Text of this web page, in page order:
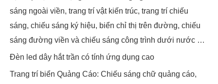
sáng ngoài viền, trang trí vật kiến trúc, trang trí chiếu
sáng, chiếu sáng ký hiệu, biển chỉ thị trên đường, chiếu
sáng đường viền và chiếu sáng công trình dưới nước …
Đèn led dây hắt trần có tính ứng dụng cao
Trang trí biển Quảng Cáo: Chiếu sáng chữ quảng cáo,